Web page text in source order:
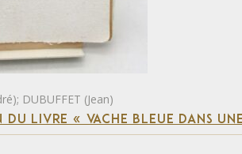
DUBUFFET (Jean)
DU LIVRE « VACHE BLEUE DANS